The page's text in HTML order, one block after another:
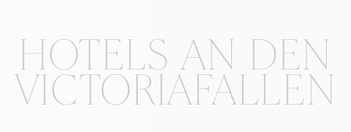
HOTELS AN DEN
VICTORIAFÄLLEN